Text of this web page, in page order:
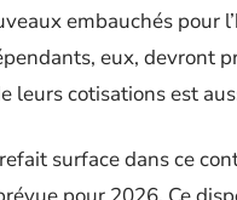
embauchés pour
eux, devront
leurs cotisations est
surface dans ce